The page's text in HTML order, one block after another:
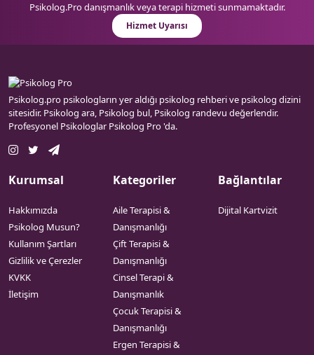
Psikolog.Pro danışmanlık veya terapi hizmeti sunmamaktadır.
Hizmet Uyarısı
Psikolog.pro psikologların yer aldığı psikolog rehberi ve psikolog dizini
sitesidir. Psikolog ara, Psikolog bul, Psikolog randevu değerlendir.
Profesyonel Psikologlar Psikolog Pro 'da.
Kurumsal
Hakkımızda
Psikolog Musun?
Kullanım Şartları
Gizlilik ve Çerezler
KVKK
İletişim
Kategoriler
Aile Terapisi &
Danışmanlığı
Çift Terapisi &
Danışmanlığı
Cinsel Terapi &
Danışmanlık
Çocuk Terapisi &
Danışmanlığı
Ergen Terapisi &
Bağlantılar
Dijital Kartvizit